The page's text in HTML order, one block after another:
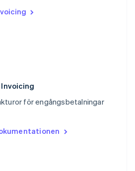
för engångsbetalningar